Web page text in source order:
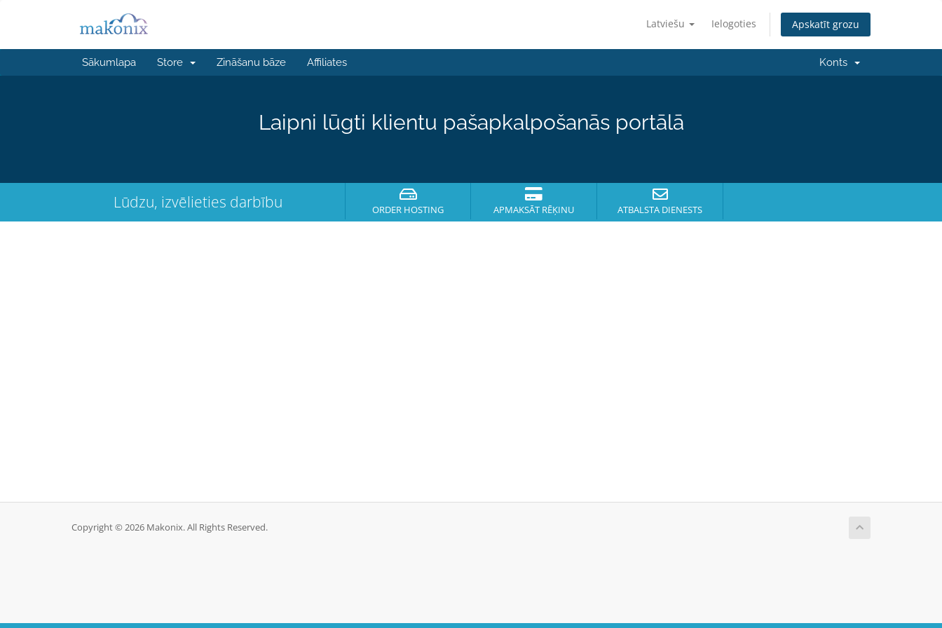
Latviešu Ielogoties Apskatīt grozu
Sākumlapa Store Zināšanu bāze Affiliates Konts
Laipni lūgti klientu pašapkalpošanās portālā
Lūdzu, izvēlieties darbību ORDER HOSTING APMAKSĀT RĒĶINU ATBALSTA DIENESTS
Copyright © 2026 Makonix. All Rights Reserved.